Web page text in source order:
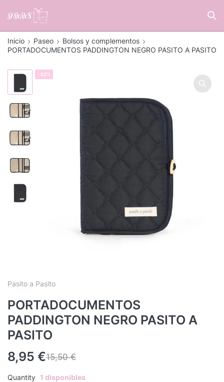
Inicio Paseo
Bolsos y complementos
PORTADOCUMENTOS PADDINGTON NEGRO PASITO A PASITO
-42%
Pasito a Pasito
PORTADOCUMENTOS
PADDINGTON NEGRO PASITO A
PASITO
15,50€
8,95 €
Quantity 1 disponibles